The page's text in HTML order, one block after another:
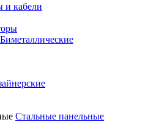
и кабели
Биметаллические
Стальные панельные